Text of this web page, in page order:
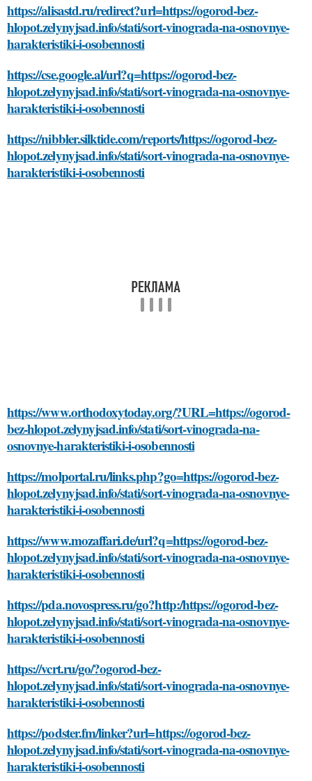
https://alisastd.ru/redirect?url=https://ogorod-bez-
hlopot.zelynyjsad.info/stati/sort-vinograda-na-osnovnye-
harakteristiki-i-osobennosti
https://cse.google.al/url?q=https://ogorod-bez-
hlopot.zelynyjsad.info/stati/sort-vinograda-na-osnovnye-
harakteristiki-i-osobennosti
https://nibbler.silktide.com/reports/https://ogorod-bez-
hlopot.zelynyjsad.info/stati/sort-vinograda-na-osnovnye-
harakteristiki-i-osobennosti
https://www.orthodoxytoday.org/?URL=https://ogorod-
bez-hlopot.zelynyjsad.info/stati/sort-vinograda-na-
osnovnye-harakteristiki-i-osobennosti
https://molportal.ru/links.php?go=https://ogorod-bez-
hlopot.zelynyjsad.info/stati/sort-vinograda-na-osnovnye-
harakteristiki-i-osobennosti
https://www.mozaffari.de/url?q=https://ogorod-bez-
hlopot.zelynyjsad.info/stati/sort-vinograda-na-osnovnye-
harakteristiki-i-osobennosti
https://pda.novospress.ru/go?http:/https://ogorod-bez-
hlopot.zelynyjsad.info/stati/sort-vinograda-na-osnovnye-
harakteristiki-i-osobennosti
https://vcrt.ru/go/?ogorod-bez-
hlopot.zelynyjsad.info/stati/sort-vinograda-na-osnovnye-
harakteristiki-i-osobennosti
https://podster.fm/linker?url=https://ogorod-bez-
hlopot.zelynyjsad.info/stati/sort-vinograda-na-osnovnye-
harakteristiki-i-osobennosti